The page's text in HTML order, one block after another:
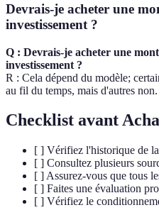
Devrais-je acheter une
investissement ?
Q : Devrais-je acheter une
investissement ?
R : Cela dépend du modèle;
au fil du temps, mais d'autres non.
Checklist avant
[ ] Vérifiez l'historique de
[ ] Consultez plusieurs
[ ] Assurez-vous que tous
[ ] Faites une évaluation
[ ] Vérifiez le